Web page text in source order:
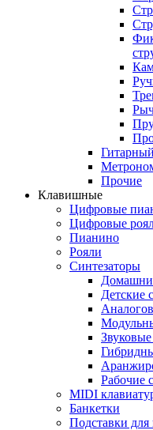
Прочие
Клавишные
Цифровые
Цифровые
Пианино
Рояли
Синтезаторы
Детские
Рабочие
MIDI
Банкетки
Подставки